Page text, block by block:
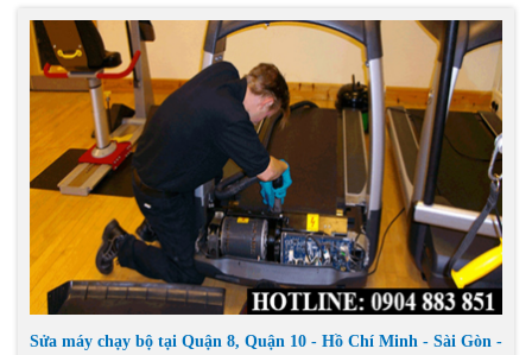
Sửa máy chạy bộ tại Quận 8, Quận 10 - Hồ Chí Minh - Sài Gòn -